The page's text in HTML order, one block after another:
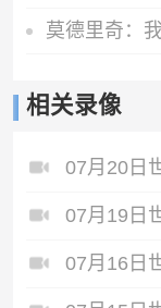
相关录像
07月20日
07月19日